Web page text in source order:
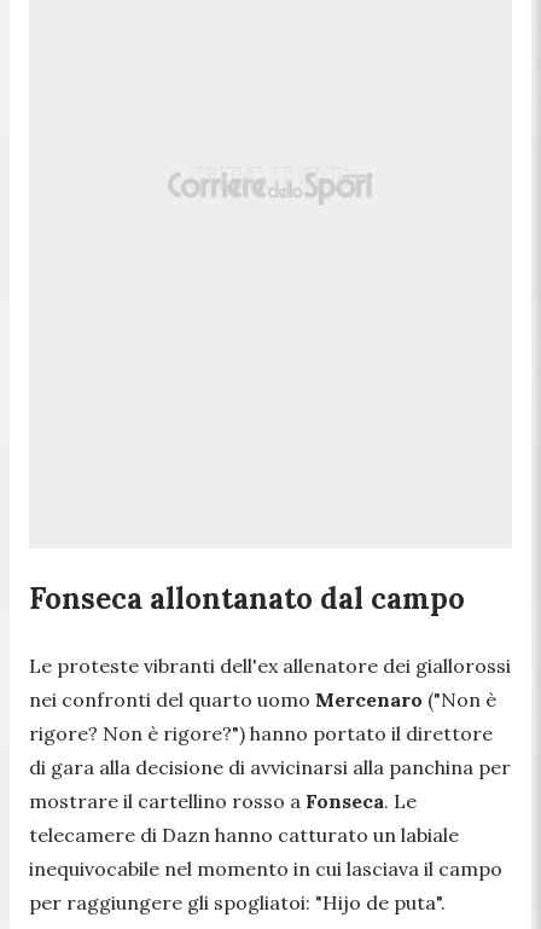
Fonseca allontanato dal campo
Le proteste vibranti dell'ex allenatore dei giallorossi
nei confronti del quarto uomo Mercenaro ("Non è
rigore? Non è rigore?") hanno portato il direttore
di gara alla decisione di avvicinarsi alla panchina per
mostrare il cartellino rosso a Fonseca. Le
telecamere di Dazn hanno catturato un labiale
inequivocabile nel momento in cui lasciava il campo
per raggiungere gli spogliatoi: "Hijo de puta".